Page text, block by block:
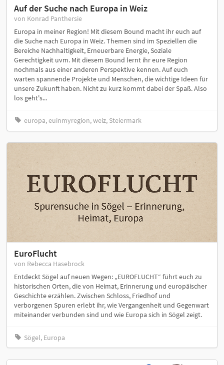
Auf der Suche nach Europa in Weiz
von Konrad Panthersie
Europa in meiner Region! Mit diesem Bound macht ihr euch auf
die Suche nach Europa in Weiz. Themen sind im Speziellen die
Bereiche Nachhaltigkeit, Erneuerbare Energie, Soziale
Gerechtigkeit uvm. Mit diesem Bound lernt ihr eure Region
nochmals aus einer anderen Perspektive kennen. Auf euch
warten spannende Projekte und Menschen, die wichtige Ideen für
unsere Zukunft haben. Nicht zu kurz kommt dabei der Spaß. Also
los geht's...
europa, euinmyregion, weiz, Steiermark
EuroFlucht
von Rebecca Hasebrock
Entdeckt Sögel auf neuen Wegen: „EUROFLUCHT“ führt euch zu
historischen Orten, die von Heimat, Erinnerung und europäischer
Geschichte erzählen. Zwischen Schloss, Friedhof und
verborgenen Spuren erlebt ihr, wie Vergangenheit und Gegenwart
miteinander verbunden sind und wie Europa sich in Sögel zeigt.
Sögel, Europa